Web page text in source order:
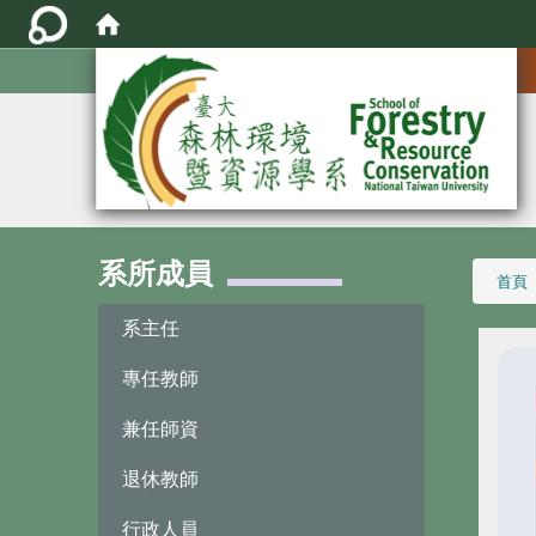
系所成員
系主任
專任教師
兼任師資
退休教師
行政人員
首頁